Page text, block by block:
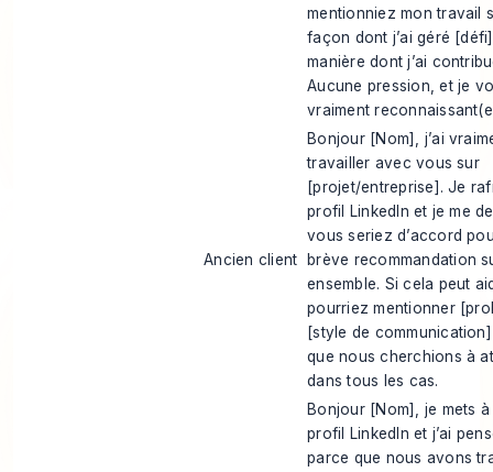
mentionniez mon travail
façon dont j’ai géré
manière dont j’ai
Aucune pression, et je
vraiment
Ancien client
Bonjour [Nom], j’ai
travailler avec vous sur
[projet/entreprise]. Je
profil LinkedIn et je me
vous seriez d’accord
brève recommandation
ensemble. Si cela peut
pourriez mentionner
[style de
que nous cherchions à
dans tous les cas.
Bonjour [Nom], je mets
profil LinkedIn et j’ai
parce que nous avons